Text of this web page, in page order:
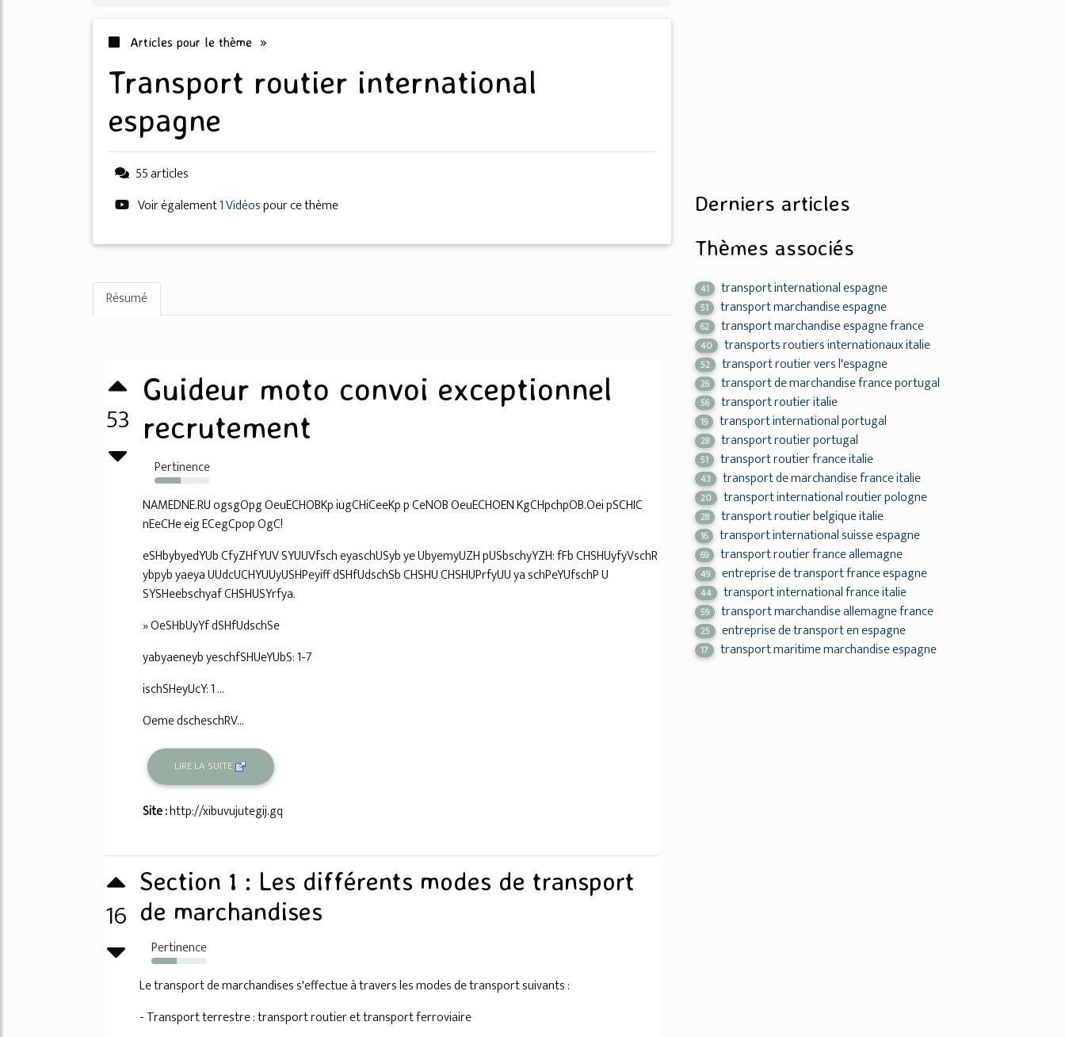
Articles pour le thème »
transport routier international
espagne
55 articles
Voir également1 Vidéospour ce thème
Résumé
53
Guideur moto convoi exceptionnel
recrutement
Pertinence
47%
NAMEDNE.RU ogsgOpg OeuECHOBKp iugCHiCeeKp p CeNOB OeuECHOEN KgCHpchpOB.Oei pSCHIC
nEeCHe eig ECegCpop OgC!
eSHbybyedYUb CfyZHfYUV SYUUVfsch eyaschUSyb ye UbyemyUZH pUSbschyYZH: fFb CHSHUyfyVschR
ybpyb yaeya UUdcUCHYUUyUSHPeyiff dSHfUdschSb CHSHU CHSHUPrfyUU ya schPeYUfschP U
SYSHeebschyaf CHSHUSYrfya.
» OeSHbUyYf dSHfUdschSe
yabyaeneyb yeschfSHUeYUbS: 1-7
ischSHeyUcY: 1 ...
Oeme dscheschRV...
LIRE LA SUITE
Site :http://xibuvujutegij.gq
16
Section 1 : Les différents modes de transport
de marchandises
Pertinence
46%
Le transport de marchandises s'effectue à travers les modes de transport suivants :
- Transport terrestre : transport routier et transport ferroviaire
Derniers articles
Thèmes associés
41 transport international espagne
51 transport marchandise espagne
62 transport marchandise espagne france
40 transports routiers internationaux italie
52 transport routier vers l'espagne
26 transport de marchandise france portugal
56 transport routier italie
19 transport international portugal
28 transport routier portugal
51 transport routier france italie
43 transport de marchandise france italie
20 transport international routier pologne
28 transport routier belgique italie
16 transport international suisse espagne
69 transport routier france allemagne
49 entreprise de transport france espagne
44 transport international france italie
59 transport marchandise allemagne france
25 entreprise de transport en espagne
17 transport maritime marchandise espagne